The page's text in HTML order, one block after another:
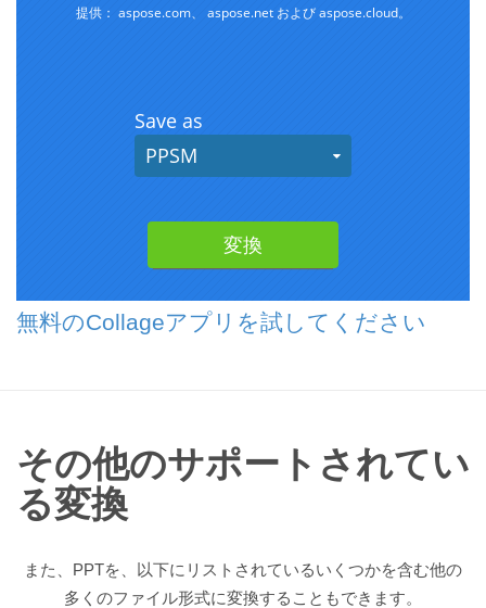
無料のCollageアプリを試してください
その他のサポートされてい
る変換
また、PPTを、以下にリストされているいくつかを含む他の
多くのファイル形式に変換することもできます。